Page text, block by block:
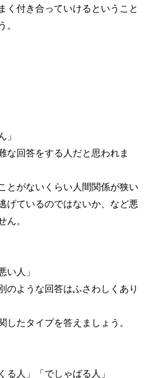
く付き合っていけるということ
。
」
な回答をする人だと思われま
とがないくらい人間関係が狭い
げているのではないか、など悪
ん。
い人」
のような回答はふさわしくあり
したタイプを答えましょう。
る人」「でしゃばる人」